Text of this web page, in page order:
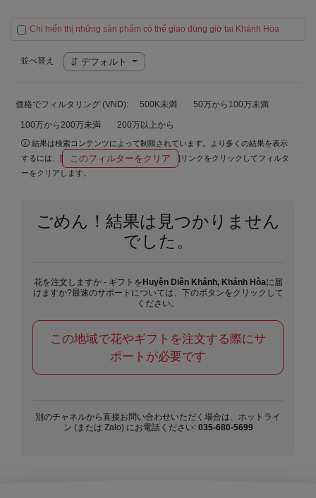
Chỉ hiển thị những sản phẩm có thể giao đúng giờ tại Khánh Hòa
並べ替え デフォルト
価格でフィルタリング (VND): 500K未満 50万から100万未満
100万から200万未満 200万以上から
結果は検索コンテンツによって制限されています。より多くの結果を表示
するには、[
このフィルターをクリア
]リンクをクリックしてフィルタ
ーをクリアします。
ごめん！結果は見つかりません
でした。
花を注文しますか - ギフトを Huyện Diên Khánh, Khánh Hòaに届
けますか?最速のサポートについては、下のボタンをクリックして
ください。
この地域で花やギフトを注文する際にサ
ポートが必要です
別のチャネルから直接お問い合わせいただく場合は、ホットライ
ン (または Zalo) にお電話ください: 035-680-5699